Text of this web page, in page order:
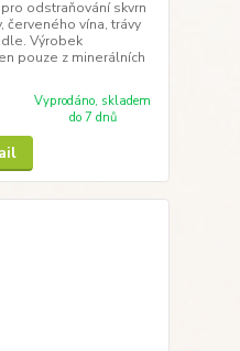
odstraňování skvrn
červeného vína, trávy
Výrobek
pouze z minerálních
Vyprodáno, skladem
do 7 dnů